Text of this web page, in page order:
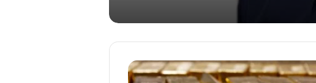
فن الحياة كيف نصنع أيامًا أكثر هدوءًا
الحروب أخطر على المناخ من المصانع
والسيارات.. حقيقة يتجاهلها العالم